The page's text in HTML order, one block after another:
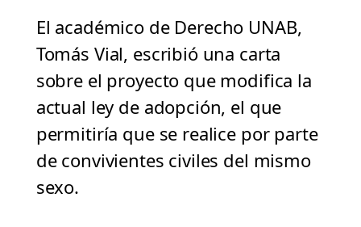
El académico de Derecho UNAB,
Tomás Vial, escribió una carta
sobre el proyecto que modifica la
actual ley de adopción, el que
permitiría que se realice por parte
de convivientes civiles del mismo
sexo.